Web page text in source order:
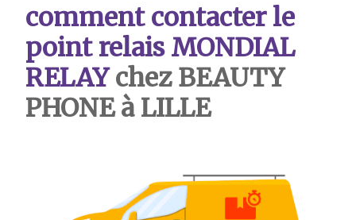
comment contacter le
point relais MONDIAL
RELAYchez BEAUTY
PHONE à LILLE